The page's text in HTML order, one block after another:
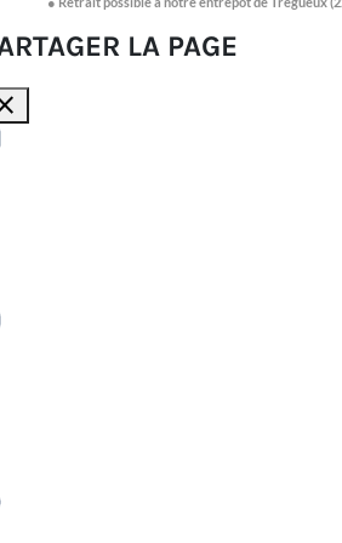
LA PAGE